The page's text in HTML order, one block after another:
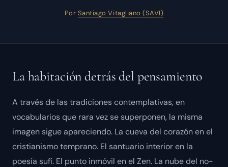
Por Santiago Vitagliano (SAVI)
La habitación detrás del pensamiento
A través de las tradiciones contemplativas, en
vocabularios que rara vez se superponen, la misma
imagen sigue apareciendo. La cueva del corazón en el
cristianismo temprano. El santuario interior en la
poesía sufí. El punto inmóvil en el Zen. La nube del no-